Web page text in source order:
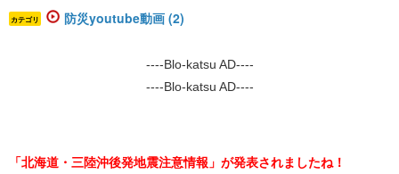
カテゴリ 防災youtube動画 (2)
----Blo-katsu AD----
----Blo-katsu AD----
「北海道・三陸沖後発地震注意情報」が発表されましたね！